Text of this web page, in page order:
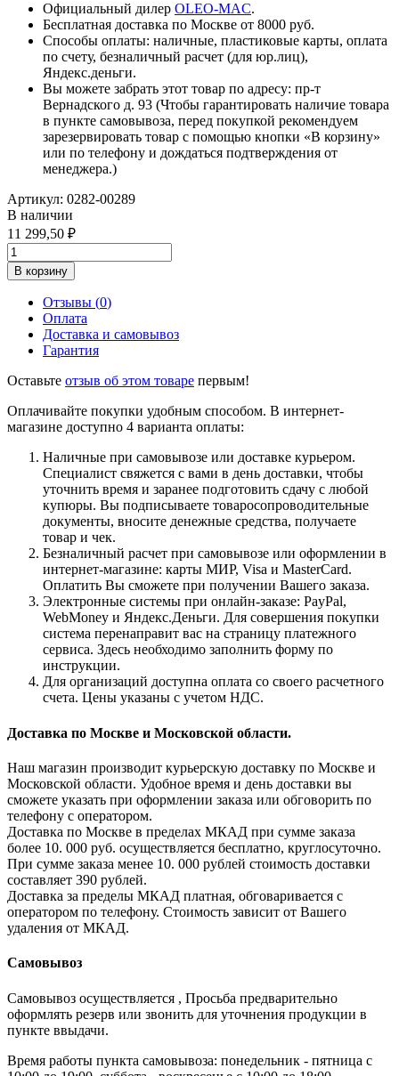
Официальный дилер OLEO-MAC.
Бесплатная доставка по Москве от 8000 руб.
Способы оплаты: наличные, пластиковые карты, оплата
по счету, безналичный расчет (для юр.лиц),
Яндекс.деньги.
Вы можете забрать этот товар по адресу: пр-т
Вернадского д. 93 (Чтобы гарантировать наличие товара
в пункте самовывоза, перед покупкой рекомендуем
зарезервировать товар с помощью кнопки «В корзину»
или по телефону и дождаться подтверждения от
менеджера.)
Артикул: 0282-00289
В наличии
11 299,50
В корзину
Отзывы (0)
Оплата
Доставка и самовывоз
Гарантия
Оставьте отзыв об этом товаре первым!
Оплачивайте покупки удобным способом. В интернет-
магазине доступно 4 варианта оплаты:
Наличные при самовывозе или доставке курьером.
Специалист свяжется с вами в день доставки, чтобы
уточнить время и заранее подготовить сдачу с любой
купюры. Вы подписываете товаросопроводительные
документы, вносите денежные средства, получаете
товар и чек.
Безналичный расчет при самовывозе или оформлении в
интернет-магазине: карты МИР, Visa и MasterCard.
Оплатить Вы сможете при получении Вашего заказа.
Электронные системы при онлайн-заказе: PayPal,
WebMoney и Яндекс.Деньги. Для совершения покупки
система перенаправит вас на страницу платежного
сервиса. Здесь необходимо заполнить форму по
инструкции.
Для организаций доступна оплата со своего расчетного
счета. Цены указаны с учетом НДС.
Доставка по Москве и Московской области.
Наш магазин производит курьерскую доставку по Москве и
Московской области. Удобное время и день доставки вы
сможете указать при оформлении заказа или обговорить по
телефону с оператором.
Доставка по Москве в пределах МКАД при сумме заказа
более 10. 000 руб. осуществляется бесплатно, круглосуточно.
При сумме заказа менее 10. 000 рублей стоимость доставки
составляет 390 рублей.
Доставка за пределы МКАД платная, обговаривается с
оператором по телефону. Стоимость зависит от Вашего
удаления от МКАД.
Самовывоз
Самовывоз осуществляется , Просьба предварительно
оформлять резерв или звонить для уточнения продукции в
пункте ввыдачи.
Время работы пункта самовывоза: понедельник - пятница с